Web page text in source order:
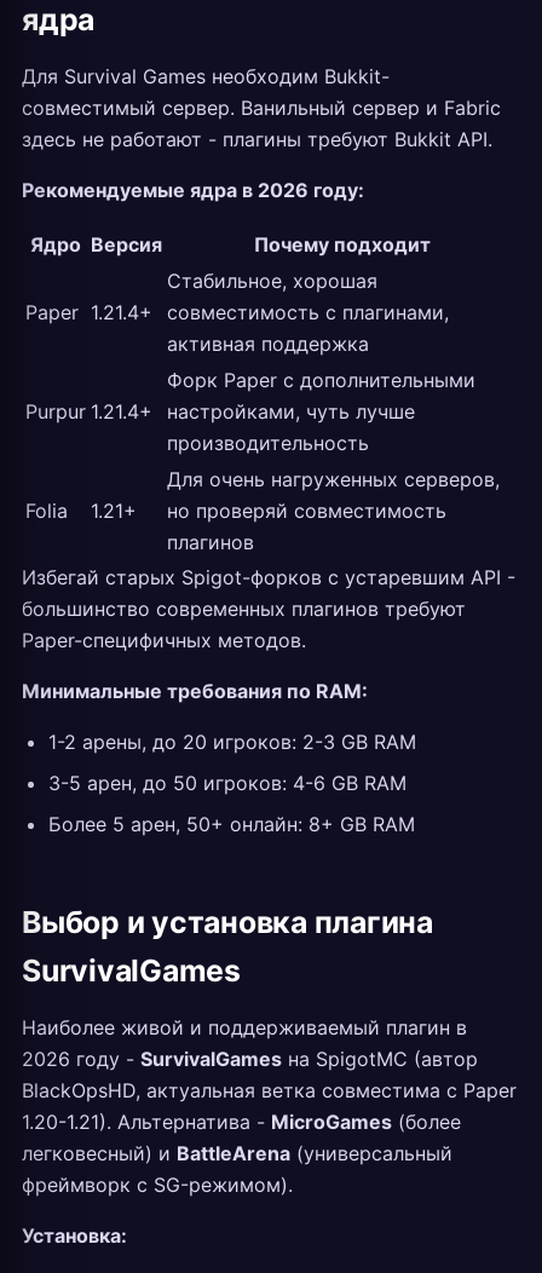
ядра
Для Survival Games необходим Bukkit-
совместимый сервер. Ванильный сервер и Fabric
здесь не работают - плагины требуют Bukkit API.
Рекомендуемые ядра в 2026 году:
Ядро Версия Почему подходит
Paper 1.21.4+
Стабильное, хорошая
совместимость с плагинами,
активная поддержка
Purpur 1.21.4+
Форк Paper с дополнительными
настройками, чуть лучше
производительность
Folia 1.21+
Для очень нагруженных серверов,
но проверяй совместимость
плагинов
Избегай старых Spigot-форков с устаревшим API -
большинство современных плагинов требуют
Paper-специфичных методов.
Минимальные требования по RAM:
1-2 арены, до 20 игроков: 2-3 GB RAM
3-5 арен, до 50 игроков: 4-6 GB RAM
Более 5 арен, 50+ онлайн: 8+ GB RAM
Выбор и установка плагина
SurvivalGames
Наиболее живой и поддерживаемый плагин в
2026 году - SurvivalGames на SpigotMC (автор
BlackOpsHD, актуальная ветка совместима с Paper
1.20-1.21). Альтернатива - MicroGames (более
легковесный) и BattleArena (универсальный
фреймворк с SG-режимом).
Установка: